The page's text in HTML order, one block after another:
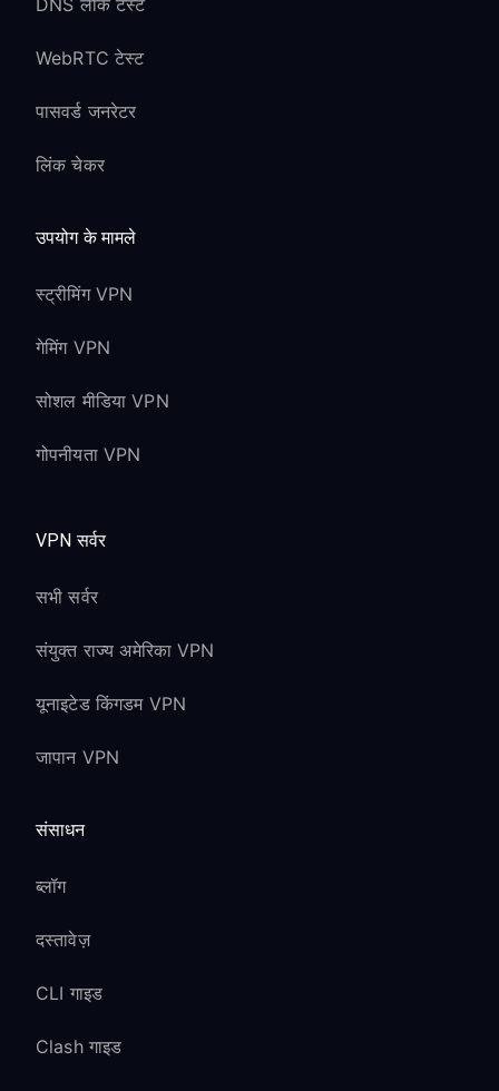
DNS लीक टेस्ट
WebRTC टेस्ट
पासवर्ड जनरेटर
लिंक चेकर
उपयोग के मामले
स्ट्रीमिंग VPN
गेमिंग VPN
सोशल मीडिया VPN
गोपनीयता VPN
VPN सर्वर
सभी सर्वर
संयुक्त राज्य अमेरिका VPN
यूनाइटेड किंगडम VPN
जापान VPN
संसाधन
ब्लॉग
दस्तावेज़
CLI गाइड
Clash गाइड